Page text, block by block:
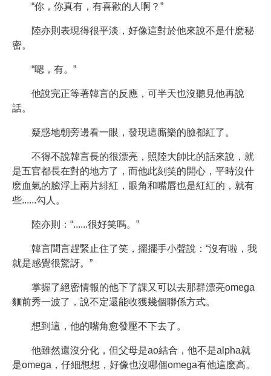
“你，你真有，有喜歡的人啊？”
陸亦則表現得很平淡，好像這對於他來說不是什麽秘
密。
“嗯，有。”
他說完正等著韓言的反應，可半天也沒聽見他再說
話。
疑惑地朝旁邊看一眼，發現這廝樂的臉都紅了。
不得不說韓言長的很漂亮，照陸大帥比的話來說，就
是五官都長在對的地方了，而他此刻笑的開心，平時沒什
麽血氣的臉浮上兩片緋紅，眼角和嘴唇也是紅紅的，就有
些......勾人。
陸亦則：“......很好笑嗎。”
韓言聞言趕緊止住了笑，擺擺手小聲說：“沒有啦，我
就是感覺很驚訝。”
掌握了絕密情報的他下了課又可以去那群漂亮omega
麵前秀一波了，說不定還能收獲幾個聯係方式。
想到這，他的嘴角愈發壓不下去了。
他雖然還沒分化，但父母是ao結合，他不是alpha就
是omega，仔細想想，好像也沒哪個omega有他這麽高。